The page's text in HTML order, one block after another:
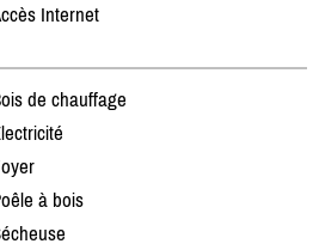
Internet
de chauffage
à bois